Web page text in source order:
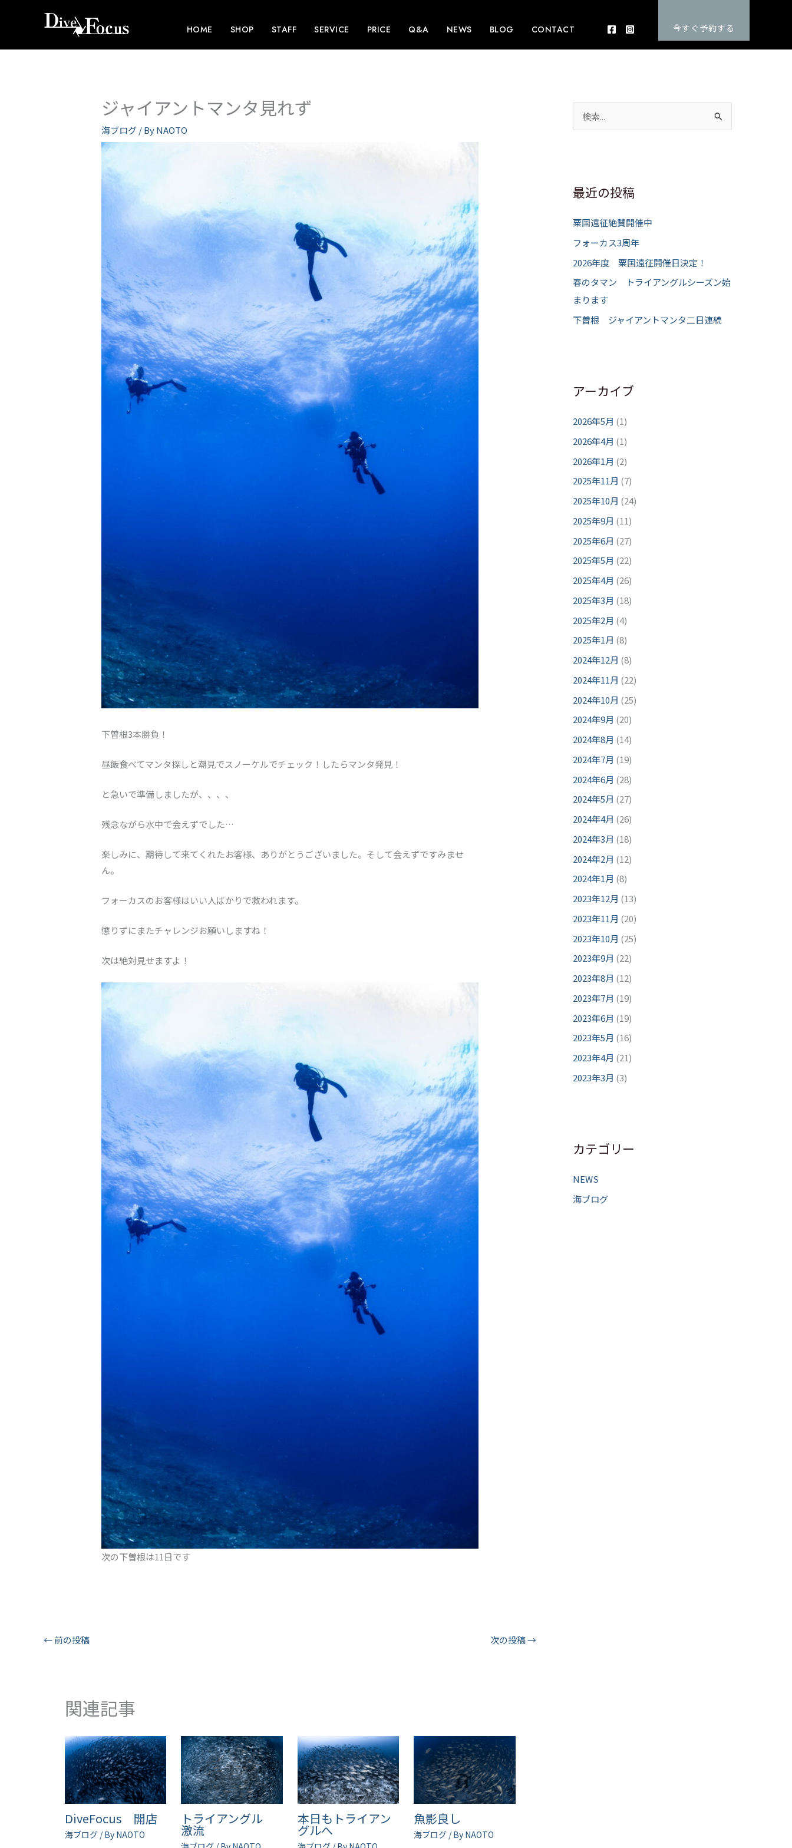
HOME SHOP STAFF SERVICE PRICE Q&A NEWS BLOG CONTACT 今すぐ予約する
ジャイアントマンタ見れず
海ブログ/ ByNAOTO
下曽根3本勝負！
昼飯食べてマンタ探しと潮見でスノーケルでチェック！したらマンタ発見！
と急いで準備しましたが、、、、
残念ながら水中で会えずでした…
楽しみに、期待して来てくれたお客様、ありがとうございました。そして会えずですみませ
ん。
フォーカスのお客様はいい人ばかりで救われます。
懲りずにまたチャレンジお願いしますね！
次は絶対見せますよ！
次の下曽根は11日です
←前の投稿 次の投稿→
関連記事
DiveFocus 開店
海ブログ/ By NAOTO
トライアングル
激流
本日もトライアン
グルへ
魚影良し
海ブログ / By NAOTO
:最近の投稿
粟国遠征絶賛開催中
フォーカス3周年
2026年度 粟国遠征開催日決定！
春のタマン トライアングルシーズン始
まります
下曽根 ジャイアントマンタ二日連続
アーカイブ
2026年5月 (1)
2026年4月 (1)
2026年1月 (2)
2025年11月 (7)
2025年10月 (24)
2025年9月 (11)
2025年6月 (27)
2025年5月 (22)
2025年4月 (26)
2025年3月 (18)
2025年2月 (4)
2025年1月 (8)
2024年12月 (8)
2024年11月 (22)
2024年10月 (25)
2024年9月 (20)
2024年8月 (14)
2024年7月 (19)
2024年6月 (28)
2024年5月 (27)
2024年4月 (26)
2024年3月 (18)
2024年2月 (12)
2024年1月 (8)
2023年12月 (13)
2023年11月 (20)
2023年10月 (25)
2023年9月 (22)
2023年8月 (12)
2023年7月 (19)
2023年6月 (19)
2023年5月 (16)
2023年4月 (21)
2023年3月 (3)
カテゴリー
NEWS
海ブログ